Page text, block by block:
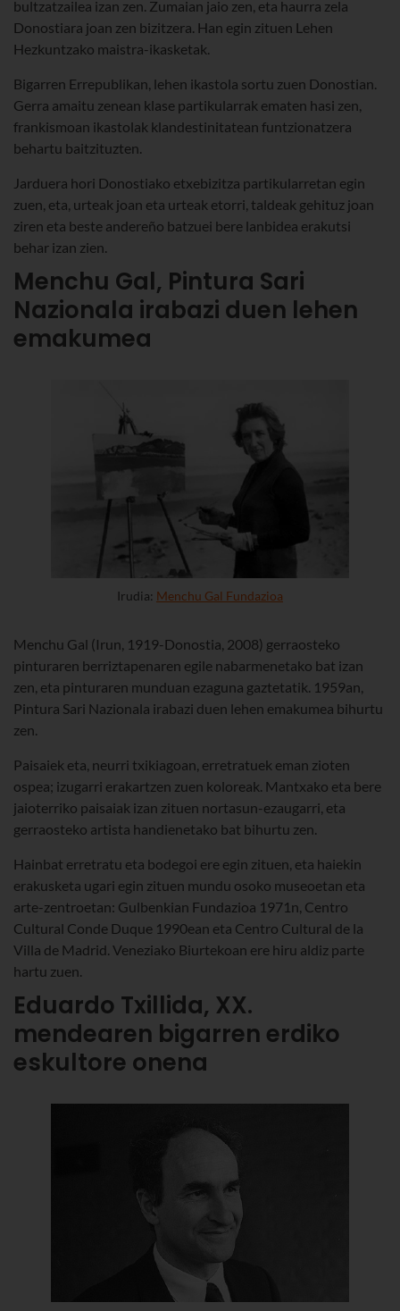
bultzatzailea izan zen. Zumaian jaio zen, eta haurra zela
Donostiara joan zen bizitzera. Han egin zituen Lehen
Hezkuntzako maistra-ikasketak.
Bigarren Errepublikan, lehen ikastola sortu zuen Donostian.
Gerra amaitu zenean klase partikularrak ematen hasi zen,
frankismoan ikastolak klandestinitatean funtzionatzera
behartu baitzituzten.
Jarduera hori Donostiako etxebizitza partikularretan egin
zuen, eta, urteak joan eta urteak etorri, taldeak gehituz joan
ziren eta beste andereño batzuei bere lanbidea erakutsi
behar izan zien.
Menchu Gal, Pintura Sari
Nazionala irabazi duen lehen
emakumea
Irudia: Menchu Gal Fundazioa
Menchu Gal (Irun, 1919-Donostia, 2008) gerraosteko
pinturaren berriztapenaren egile nabarmenetako bat izan
zen, eta pinturaren munduan ezaguna gaztetatik. 1959an,
Pintura Sari Nazionala irabazi duen lehen emakumea bihurtu
zen.
Paisaiek eta, neurri txikiagoan, erretratuek eman zioten
ospea; izugarri erakartzen zuen koloreak. Mantxako eta bere
jaioterriko paisaiak izan zituen nortasun-ezaugarri, eta
gerraosteko artista handienetako bat bihurtu zen.
Hainbat erretratu eta bodegoi ere egin zituen, eta haiekin
erakusketa ugari egin zituen mundu osoko museoetan eta
arte-zentroetan: Gulbenkian Fundazioa 1971n, Centro
Cultural Conde Duque 1990ean eta Centro Cultural de la
Villa de Madrid. Veneziako Biurtekoan ere hiru aldiz parte
hartu zuen.
Eduardo Txillida, XX.
mendearen bigarren erdiko
eskultore onena